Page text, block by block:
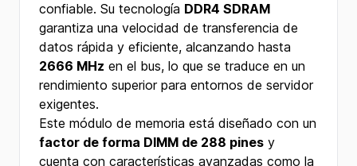
confiable. Su tecnología DDR4 SDRAM
garantiza una velocidad de transferencia de
datos rápida y eficiente, alcanzando hasta
2666 MHz en el bus, lo que se traduce en un
rendimiento superior para entornos de servidor
exigentes.
Este módulo de memoria está diseñado con un
factor de forma DIMM de 288 pines y
cuenta con características avanzadas como la